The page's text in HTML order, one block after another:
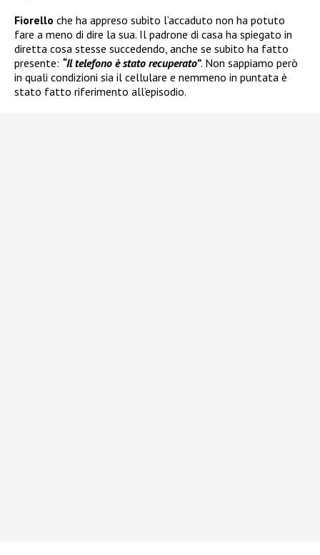
Fiorello che ha appreso subito l’accaduto non ha potuto
fare a meno di dire la sua. Il padrone di casa ha spiegato in
diretta cosa stesse succedendo, anche se subito ha fatto
presente: “Il telefono è stato recuperato”. Non sappiamo però
in quali condizioni sia il cellulare e nemmeno in puntata è
stato fatto riferimento all’episodio.